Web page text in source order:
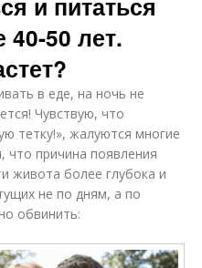
50 лет.
в еде, на ночь не
Чувствую, что
тетку!», жалуются многие
что причина появления
живота более глубока и
не по дням, а по
обвинить: